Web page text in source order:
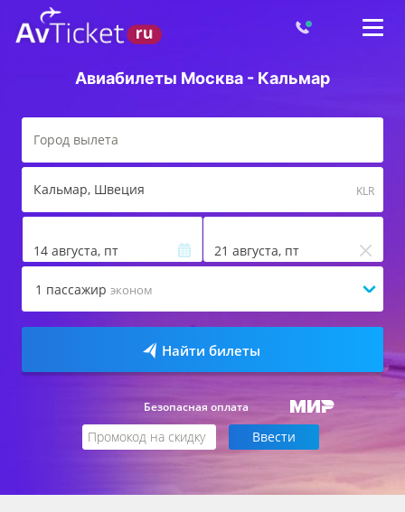
Авиабилеты Москва - Кальмар
Кальмар, Швеция KLR
14 августа, пт 21 августа, пт
1 пассажир эконом
Найти билеты
Безопасная оплата